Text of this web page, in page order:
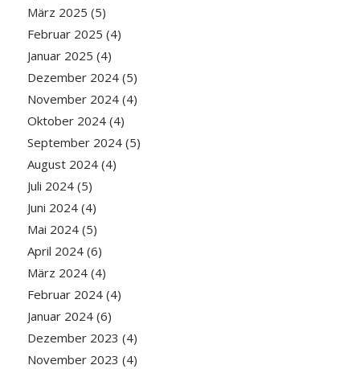
März 2025 (5)
Februar 2025 (4)
Januar 2025 (4)
Dezember 2024(5)
November 2024(4)
Oktober 2024(4)
September 2024(5)
August 2024(4)
Juli 2024(5)
Juni 2024(4)
Mai 2024(5)
April 2024(6)
März 2024(4)
Februar 2024(4)
Januar 2024(6)
Dezember 2023 (4)
November 2023 (4)